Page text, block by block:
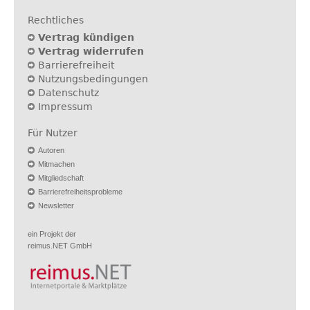
Rechtliches
Vertrag kündigen
Vertrag widerrufen
Barrierefreiheit
Nutzungsbedingungen
Datenschutz
Impressum
Für Nutzer
Autoren
Mitmachen
Mitgliedschaft
Barrierefreiheitsprobleme
Newsletter
ein Projekt der
reimus.NET GmbH